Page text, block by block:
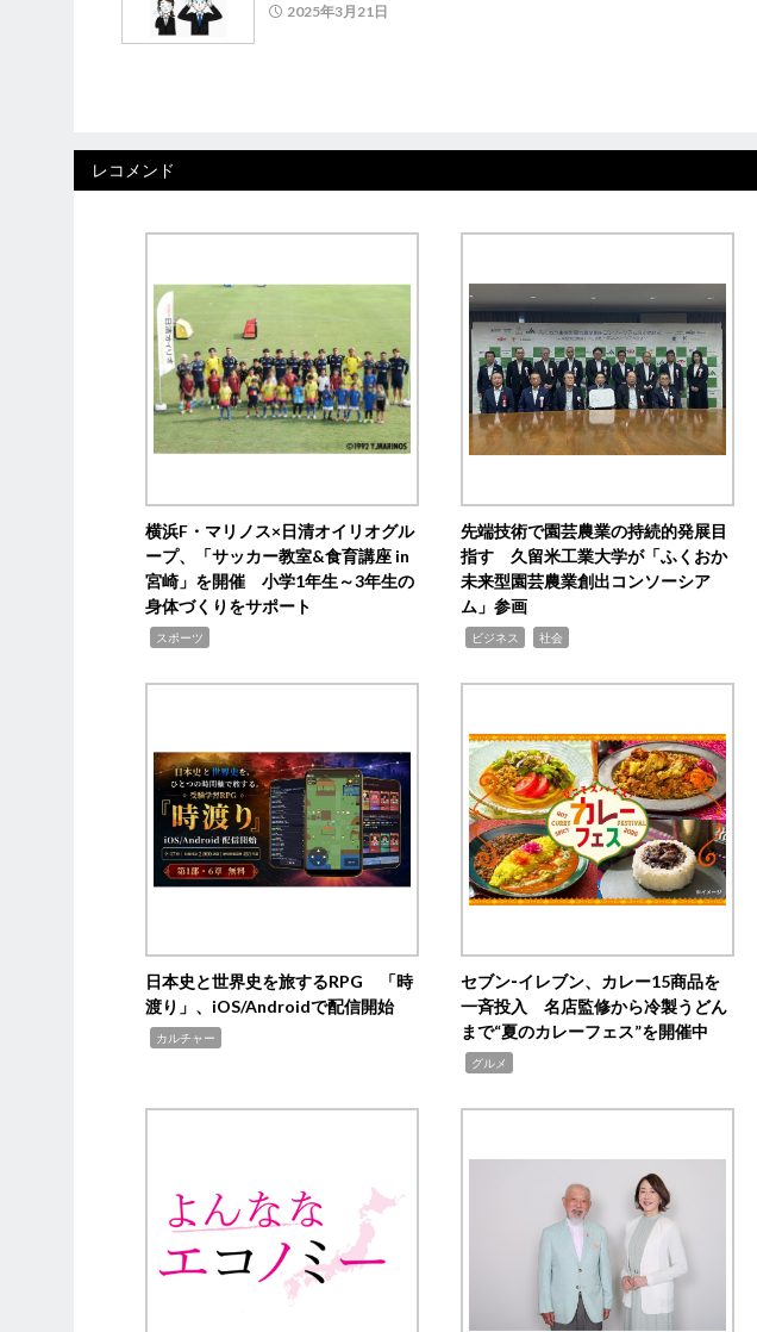
2025年3月21日
レコメンド
横浜F・マリノス×日清オイリオグル
ープ、「サッカー教室&食育講座 in
宮崎」を開催 小学1年生～3年生の
身体づくりをサポート
スポーツ
先端技術で園芸農業の持続的発展目
指す 久留米工業大学が「ふくおか
未来型園芸農業創出コンソーシア
ム」参画
ビジネス 社会
日本史と世界史を旅するRPG 「時
渡り」、iOS/Androidで配信開始
カルチャー
セブン‐イレブン、カレー15商品を
一斉投入 名店監修から冷製うどん
まで“夏のカレーフェス”を開催中
グルメ